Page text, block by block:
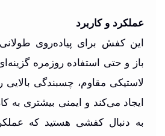
عملکرد و کاربرد
این کفش برای پیاده‌روی
باز و حتی استفاده روزمره
لاستیکی مقاوم، چسبندگی
ایجاد می‌کند و ایمنی بیشتری به
به دنبال کفشی هستید که